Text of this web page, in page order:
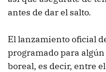
antes de dar el salto.
El lanzamiento oficial
programado para
boreal, es decir, entre